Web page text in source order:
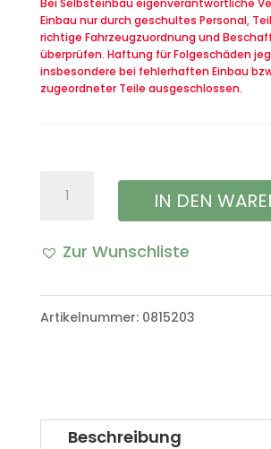
Einbau nur durch geschultes Personal,
richtige Fahrzeugzuordnung und
überprüfen. Haftung für Folgeschäden
insbesondere bei fehlerhaften Einbau
zugeordneter Teile ausgeschlossen.
Klappstuhl
Campingstuhl
"Land
IN DEN
Zur Wunschliste
Artikelnummer: 0815203
Beschreibung